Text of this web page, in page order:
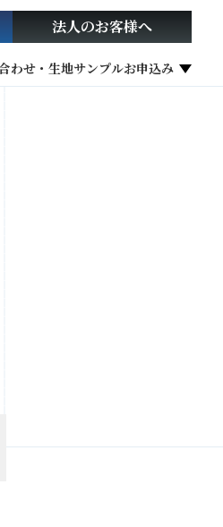
わせ・生地サンプルお申込み
法人のお客様へ